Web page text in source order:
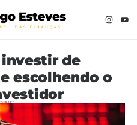
de
escolhendo o